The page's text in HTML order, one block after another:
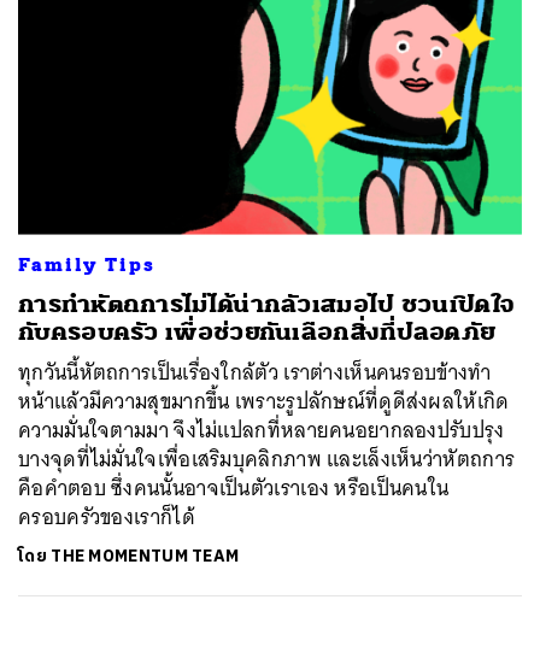
Family Tips
การทำหัตถการไม่ได้น่ากลัวเสมอไป ชวนเปิดใจ
กับครอบครัว เพื่อช่วยกันเลือกสิ่งที่ปลอดภัย
ทุกวันนี้หัตถการเป็นเรื่องใกล้ตัว เราต่างเห็นคนรอบข้างทำ
หน้าแล้วมีความสุขมากขึ้น เพราะรูปลักษณ์ที่ดูดีส่งผลให้เกิด
ความมั่นใจตามมา จึงไม่แปลกที่หลายคนอยากลองปรับปรุง
บางจุดที่ไม่มั่นใจเพื่อเสริมบุคลิกภาพ และเล็งเห็นว่าหัตถการ
คือคำตอบ ซึ่งคนนั้นอาจเป็นตัวเราเอง หรือเป็นคนใน
ครอบครัวของเราก็ได้
โดย THE MOMENTUM TEAM
SHARE